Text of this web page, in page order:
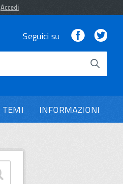
Accedi
Seguici su Facebook
TEMI INFORMAZIONI